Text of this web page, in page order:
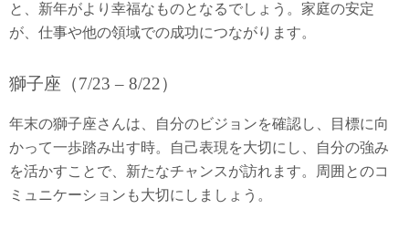
と、新年がより幸福なものとなるでしょう。家庭の安定
が、仕事や他の領域での成功につながります。
獅子座（7/23 – 8/22）
年末の獅子座さんは、自分のビジョンを確認し、目標に向
かって一歩踏み出す時。自己表現を大切にし、自分の強み
を活かすことで、新たなチャンスが訪れます。周囲とのコ
ミュニケーションも大切にしましょう。